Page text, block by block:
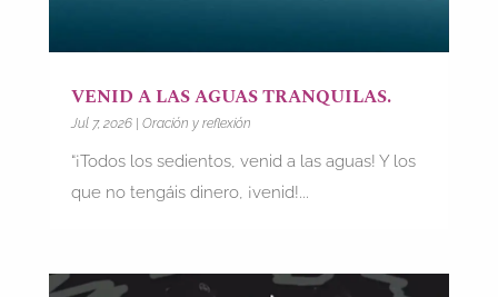
VENID A LAS AGUAS TRANQUILAS.
Jul 7, 2026| Oración y reflexión
“¡Todos los sedientos, venid a las aguas! Y los
que no tengáis dinero, ¡venid!...